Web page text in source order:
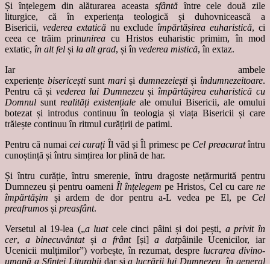
Și înțelegem din alăturarea aceasta sfântăîntre cele două zile
liturgice, că în experiența teologică și duhovnicească a
Bisericii, vederea extaticănu excludeîmpărtășirea euharistică, ci
ceea ce trăim prinunirea cu Hristos euharistic primim, în mod
extatic, în alt fel și la alt grad, și în vederea mistică, în extaz.
Iar ambele
experiențe bisericeștisunt mariși dumnezeieștișiîndumnezeitoare.
Pentru că și vederea lui Dumnezeuși împărtășirea euharistică cu
Domnul sunt realități existențiale ale omului Bisericii, ale omului
botezat și introdus continuu în teologia și viața Bisericii și care
trăiește continuu în ritmul curățirii de patimi.
Pentru că numai cei curați Îl văd și Îl primesc pe Cel preacuratîntru
cunoștință și întru simțirea lor plină de har.
Și întru curăție, întru smerenie, întru dragoste nețărmurită pentru
Dumnezeu și pentru oameni Îl înțelegem pe Hristos, Cel cu care ne
împărtășim și ardem de dor pentru a-L vedea pe El, pe Cel
preafrumos și preasfânt.
Versetul al 19-lea („a luatcele cinci pâini și doi pești, a privit în
cer, a binecuvântatșia frânt[și]a datpâinile Ucenicilor, iar
Ucenicii mulțimilor”) vorbește, în rezumat, despre lucrarea divino-
umană a Sfintei Liturghiidar șia lucrării lui Dumnezeu, în general